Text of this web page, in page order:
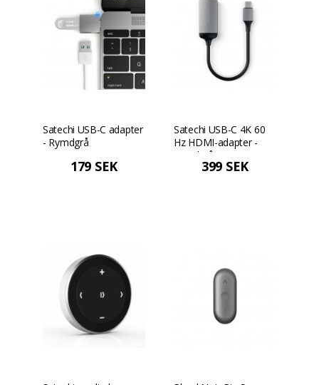
Satechi USB-C adapter
- Rymdgrå
179 SEK
Satechi USB-C 4K 60
Hz HDMI-adapter -
Rymdgrå
399 SEK